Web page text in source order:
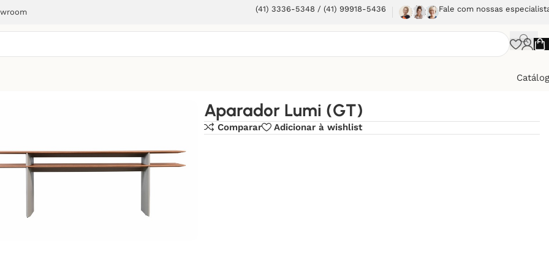
(41) 3336-5348 / (41) 99918-5436 Fale com nossas
Aparador Lumi (GT)
Comparar Adicionar à wishlist